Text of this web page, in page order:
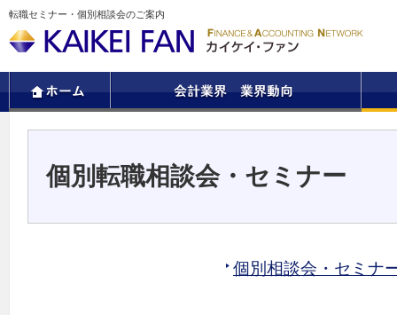
転職セミナー・個別相談会のご案内
個別転職相談会・セミナー
個別相談会・セミナ